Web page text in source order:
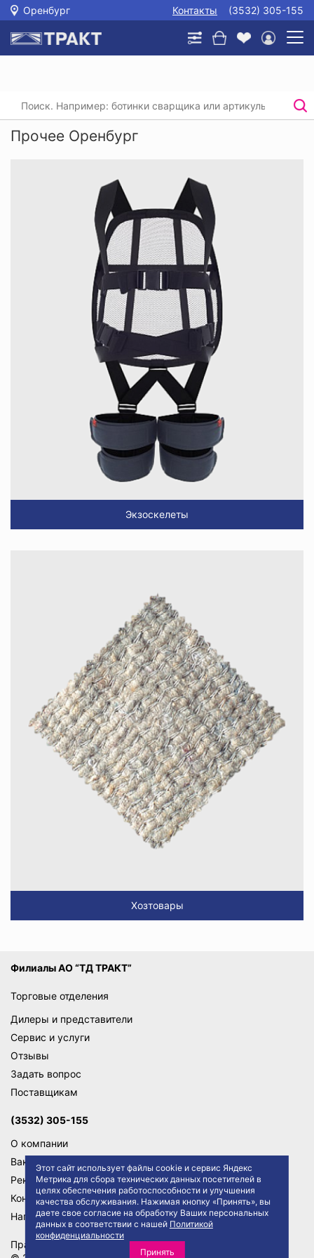
Этот сайт использует файлы cookie и сервис Яндекс
Метрика для сбора технических данных посетителей в
целях обеспечения работоспособности и улучшения
качества обслуживания. Нажимая кнопку «Принять», вы
даете свое согласие на обработку Ваших персональных
данных в соответствии с нашей Политикой
конфиденциальности
Принять
Оренбург Контакты (3532) 305-155
Главная / /
Прочее Оренбург
Экзоскелеты
Хозтовары
Филиалы АО “ТД ТРАКТ”
Торговые отделения
Дилеры и представители
Сервис и услуги
Отзывы
Задать вопрос
Поставщикам
(3532) 305-155
О компании
Вакансии
Реквизиты
Контакты
Написать директору
Правила сайта
Политика конфиденциальности